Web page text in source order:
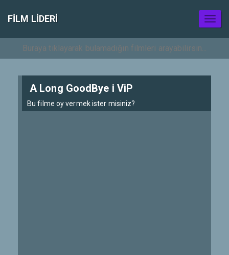
FILM LIDERI
A Long GoodBye i ViP
Bu filme oy vermek ister misiniz?